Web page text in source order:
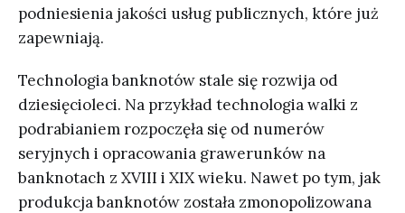
podniesienia jakości usług publicznych, które już
zapewniają.
Technologia banknotów stale się rozwija od
dziesięcioleci. Na przykład technologia walki z
podrabianiem rozpoczęła się od numerów
seryjnych i opracowania grawerunków na
banknotach z XVIII i XIX wieku. Nawet po tym, jak
produkcja banknotów została zmonopolizowana